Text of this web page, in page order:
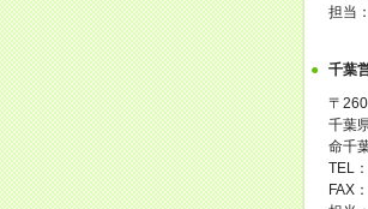
担当
千葉
〒
千葉
命千
TEL
FAX